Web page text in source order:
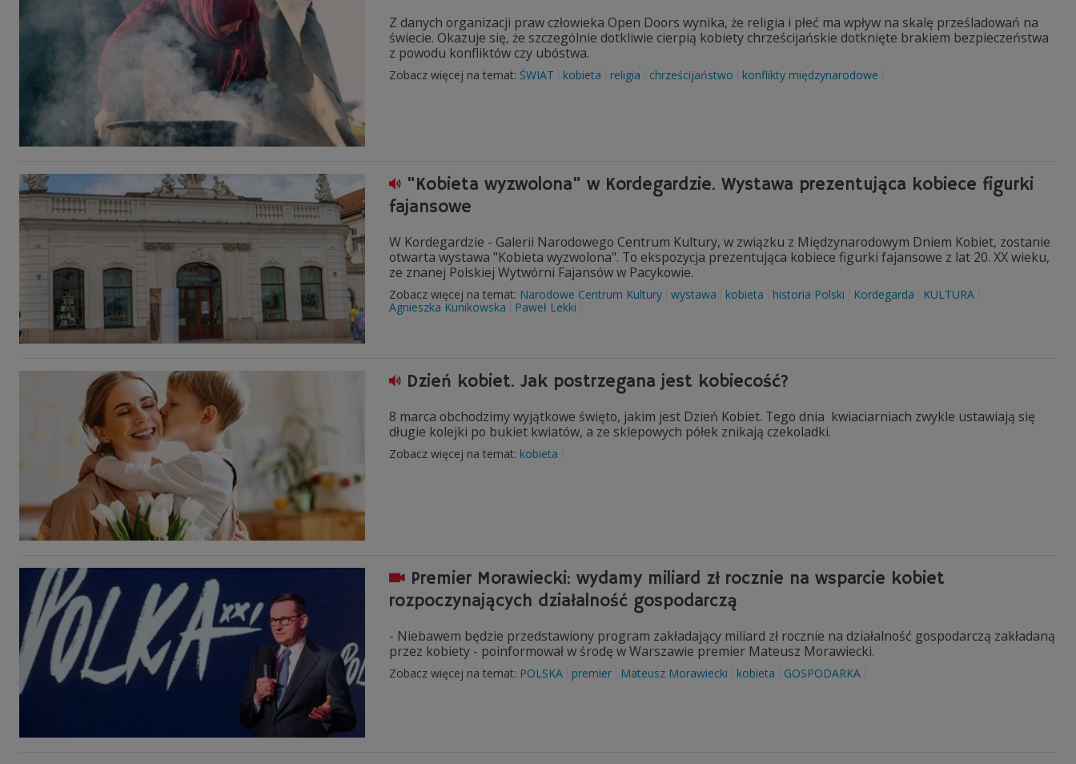
Z danych organizacji praw człowieka Open Doors wynika, że religia i płeć ma wpływ na skalę prześladowań na
świecie. Okazuje się, że szczególnie dotkliwie cierpią kobiety chrześcijańskie dotknięte brakiem bezpieczeństwa
z powodu konfliktów czy ubóstwa.
Zobacz więcej na temat: ŚWIAT kobieta religia chrześcijaństwo konflikty międzynarodowe
"Kobieta wyzwolona" w Kordegardzie. Wystawa prezentująca kobiece figurki
fajansowe
W Kordegardzie - Galerii Narodowego Centrum Kultury, w związku z Międzynarodowym Dniem Kobiet, zostanie
otwarta wystawa "Kobieta wyzwolona". To ekspozycja prezentująca kobiece figurki fajansowe z lat 20. XX wieku,
ze znanej Polskiej Wytwórni Fajansów w Pacykowie.
Zobacz więcej na temat: Narodowe Centrum Kultury wystawa kobieta historia Polski Kordegarda
KULTURA
Agnieszka Kunikowska
Paweł Lekki
Dzień kobiet. Jak postrzegana jest kobiecość?
8 marca obchodzimy wyjątkowe święto, jakim jest Dzień Kobiet. Tego dnia kwiaciarniach zwykle ustawiają się
długie kolejki po bukiet kwiatów, a ze sklepowych półek znikają czekoladki.
Zobacz więcej na temat: kobieta
Premier Morawiecki: wydamy miliard zł rocznie na wsparcie kobiet
rozpoczynających działalność gospodarczą
- Niebawem będzie przedstawiony program zakładający miliard zł rocznie na działalność gospodarczą zakładaną
przez kobiety - poinformował w środę w Warszawie premier Mateusz Morawiecki.
Zobacz więcej na temat: POLSKA premier Mateusz Morawiecki kobieta GOSPODARKA